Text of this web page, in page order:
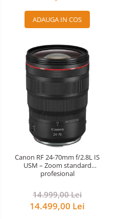
ADAUGA IN COS
Canon RF 24-70mm f/2.8L IS
USM – Zoom standard
profesional
14.999,00 Lei
14.499,00 Lei